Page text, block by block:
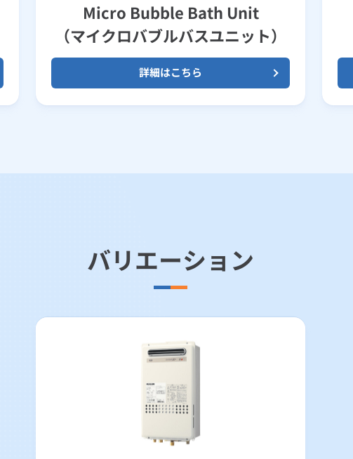
Micro Bubble Bath Unit
（マイクロバブルバスユニット）
詳細はこちら
バリエーション